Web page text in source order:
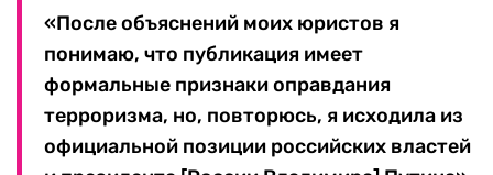
«После объяснений моих юристов я
понимаю, что публикация имеет
формальные признаки оправдания
терроризма, но, повторюсь, я исходила из
официальной позиции российских властей